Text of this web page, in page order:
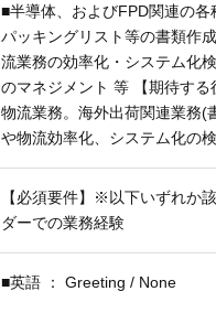
■半導体、およびFPD関連の各
パッキングリスト等の書類作
流業務の効率化・システム化
のマネジメント 等 【期待す
物流業務。海外出荷関連業務(
や物流効率化、システム化の
【必須要件】※以下いずれか
ダーでの業務経験
■英語 ： Greeting / None